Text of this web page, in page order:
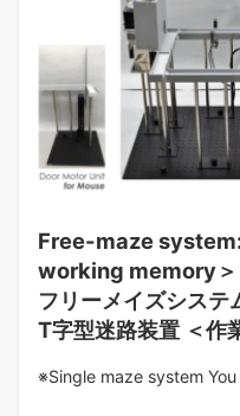
Free-maze
working memory＞
フリーメイズシステ
T字型迷路装置 ＜作
※Single maze system